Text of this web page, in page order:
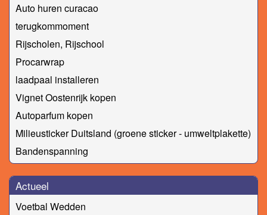
Auto huren curacao
terugkommoment
Rijscholen, Rijschool
Procarwrap
laadpaal installeren
Vignet Oostenrijk kopen
Autoparfum kopen
Milieusticker Duitsland (groene sticker - umweltplakette)
Bandenspanning
Actueel
Voetbal Wedden